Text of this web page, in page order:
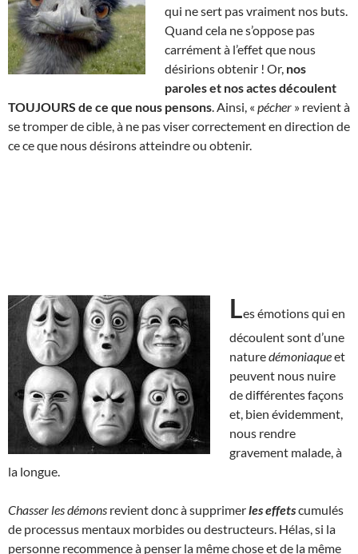
qui ne sert pas vraiment nos buts.
Quand cela ne s’oppose pas
carrément à l’effet que nous
désirions obtenir ! Or, nos
paroles et nos actes découlent
TOUJOURS de ce que nous pensons . Ainsi, « pécher » revient à
se tromper de cible, à ne pas viser correctement en direction de
ce ce que nous désirons atteindre ou obtenir.
Les émotions qui en
découlent sont d’une
naturedémoniaqueet
peuvent nous nuire
de différentes façons
et, bien évidemment,
nous rendre
gravement malade, à
la longue.
Chasser les démons revient donc à supprimerles effetscumulés
de processus mentaux morbides ou destructeurs. Hélas, si la
personne recommence à penser la même chose et de la même